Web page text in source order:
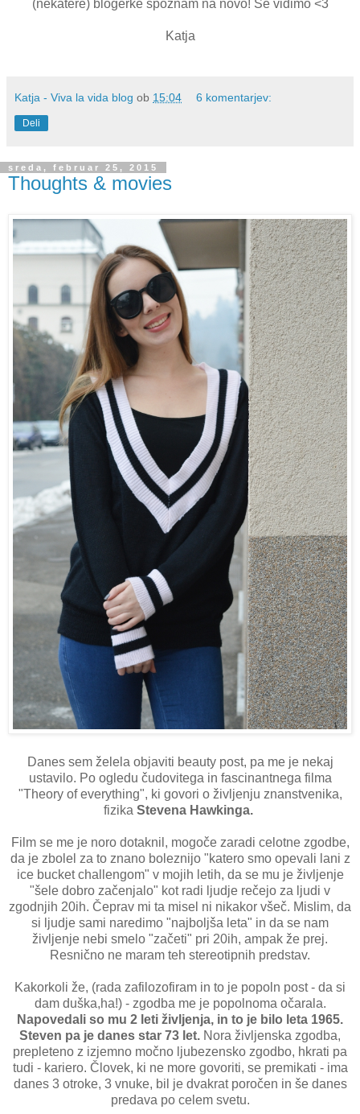
(nekatere) blogerke spoznam na novo! Se vidimo <3
Katja
Katja - Viva la vida blog ob 15:04 6 komentarjev:
Deli
sreda, februar 25, 2015
Thoughts & movies
Danes sem želela objaviti beauty post, pa me je nekaj
ustavilo. Po ogledu čudovitega in fascinantnega filma
"Theory of everything", ki govori o življenju znanstvenika,
fizika Stevena Hawkinga.
Film se me je noro dotaknil, mogoče zaradi celotne zgodbe,
da je zbolel za to znano boleznijo "katero smo opevali lani z
ice bucket challengom" v mojih letih, da se mu je življenje
"šele dobro začenjalo" kot radi ljudje rečejo za ljudi v
zgodnjih 20ih. Čeprav mi ta misel ni nikakor všeč. Mislim, da
si ljudje sami naredimo "najboljša leta" in da se nam
življenje nebi smelo "začeti" pri 20ih, ampak že prej.
Resnično ne maram teh stereotipnih predstav.
Kakorkoli že, (rada zafilozofiram in to je popoln post - da si
dam duška,ha!) - zgodba me je popolnoma očarala.
Napovedali so mu 2 leti življenja, in to je bilo leta 1965.
Steven pa je danes star 73 let. Nora življenska zgodba,
prepleteno z izjemno močno ljubezensko zgodbo, hkrati pa
tudi - kariero. Človek, ki ne more govoriti, se premikati - ima
danes 3 otroke, 3 vnuke, bil je dvakrat poročen in še danes
predava po celem svetu.